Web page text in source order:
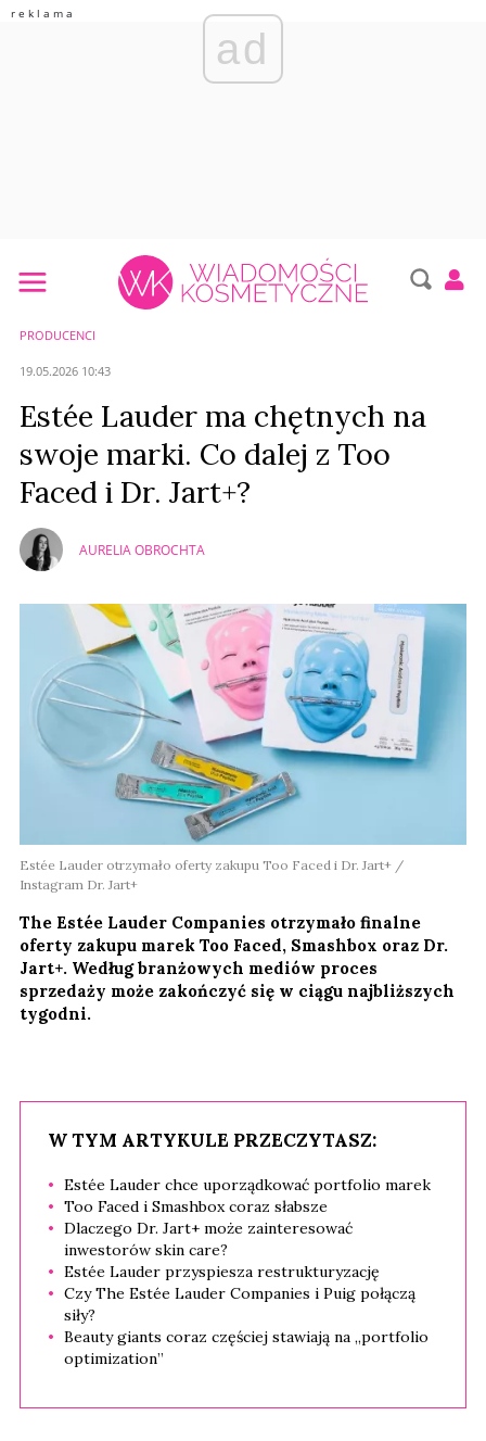
ad
PRODUCENCI
19.05.2026 10:43
Estée Lauder ma chętnych na
swoje marki. Co dalej z Too
Faced i Dr. Jart+?
AURELIA OBROCHTA
Estée Lauder otrzymało oferty zakupu Too Faced i Dr. Jart+ /
Instagram Dr. Jart+
The Estée Lauder Companies otrzymało finalne
oferty zakupu marek Too Faced, Smashbox oraz Dr.
Jart+. Według branżowych mediów proces
sprzedaży może zakończyć się w ciągu najbliższych
tygodni.
W TYM ARTYKULE PRZECZYTASZ:
Estée Lauder chce uporządkować portfolio marek
Too Faced i Smashbox coraz słabsze
Dlaczego Dr. Jart+ może zainteresować
inwestorów skin care?
Estée Lauder przyspiesza restrukturyzację
Czy The Estée Lauder Companies i Puig połączą
siły?
Beauty giants coraz częściej stawiają na „portfolio
optimization”